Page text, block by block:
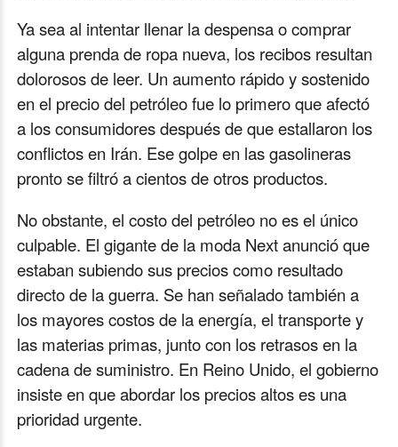
Ya sea al intentar llenar la despensa o comprar
alguna prenda de ropa nueva, los recibos resultan
dolorosos de leer. Un aumento rápido y sostenido
en el precio del petróleo fue lo primero que afectó
a los consumidores después de que estallaron los
conflictos en Irán. Ese golpe en las gasolineras
pronto se filtró a cientos de otros productos.
No obstante, el costo del petróleo no es el único
culpable. El gigante de la moda Next anunció que
estaban subiendo sus precios como resultado
directo de la guerra. Se han señalado también a
los mayores costos de la energía, el transporte y
las materias primas, junto con los retrasos en la
cadena de suministro. En Reino Unido, el gobierno
insiste en que abordar los precios altos es una
prioridad urgente.